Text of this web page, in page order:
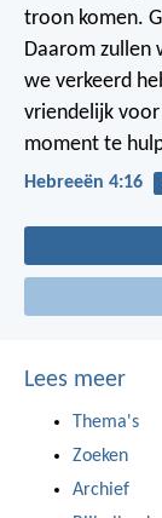
troon komen.
Daarom zullen
we verkeerd
vriendelijk
moment te
Hebreeën 4:16
Lees meer
Thema's
Zoeken
Archief